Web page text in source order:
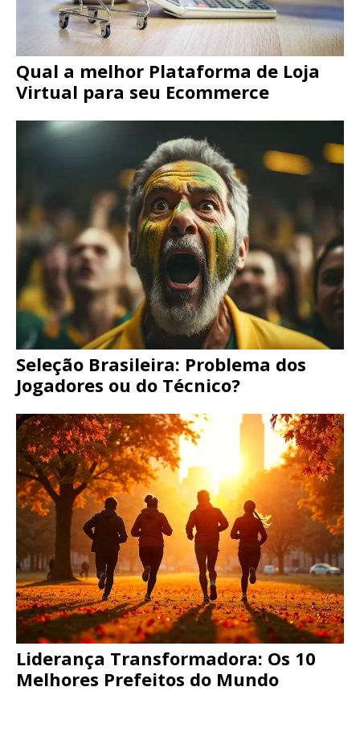
Qual a melhor Plataforma de Loja
Virtual para seu Ecommerce
Seleção Brasileira: Problema dos
Jogadores ou do Técnico?
Liderança Transformadora: Os 10
Melhores Prefeitos do Mundo